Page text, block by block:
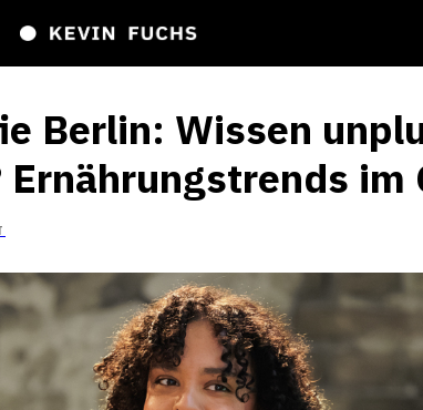
Berlin: Wissen
Ernährungstrends im